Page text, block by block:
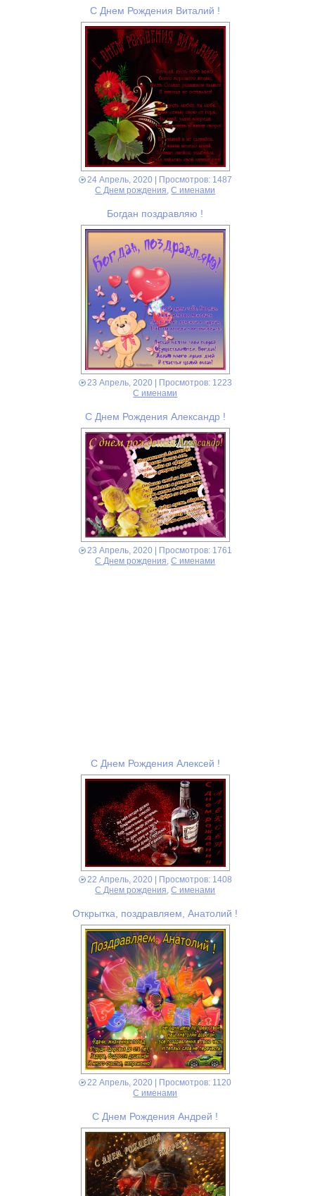
С Днем Рождения Виталий !
24 Апрель, 2020| Просмотров: 1487
С Днем рождения,С именами
Богдан поздравляю !
23 Апрель, 2020| Просмотров: 1223
С именами
С Днем Рождения Александр !
23 Апрель, 2020| Просмотров: 1761
С Днем рождения,С именами
С Днем Рождения Алексей !
22 Апрель, 2020| Просмотров: 1408
С Днем рождения,С именами
Открытка, поздравляем, Анатолий !
22 Апрель, 2020 | Просмотров: 1120
С именами
С Днем Рождения Андрей !